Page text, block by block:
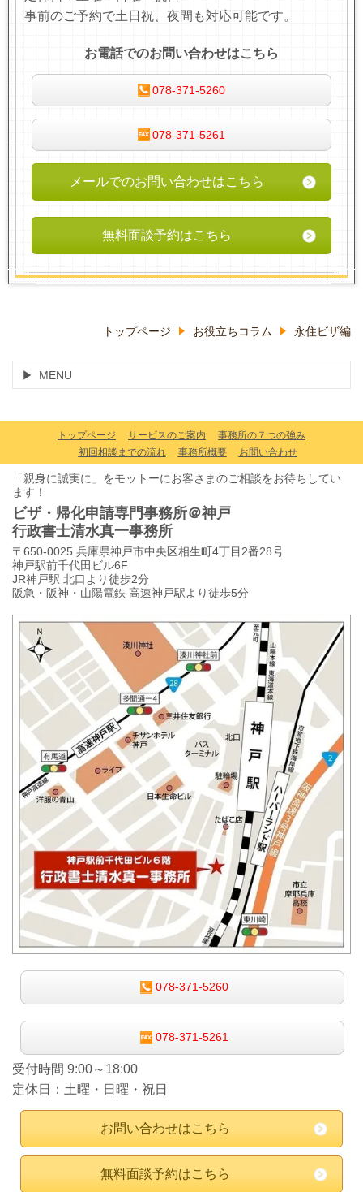
事前のご予約で土日祝、夜間も対応可能です。
お電話でのお問い合わせはこちら
078-371-5260
078-371-5261
メールでのお問い合わせはこちら
無料面談予約はこちら
トップページ お役立ちコラム 永住ビザ編
MENU
トップページ サービスのご案内
事務所の７つの強み
初回相談までの流れ
事務所概要 お問い合わせ
「親身に誠実に」をモットーにお客さまのご相談をお待ちしてい
ます！
ビザ・帰化申請専門事務所＠神戸
行政書士清水真一事務所
〒650-0025 兵庫県神戸市中央区相生町4丁目2番28号
神戸駅前千代田ビル6F
JR神戸駅 北口より徒歩2分
阪急・阪神・山陽電鉄 高速神戸駅より徒歩5分
078-371-5260
078-371-5261
受付時間 9:00～18:00
定休日：土曜・日曜・祝日
お問い合わせはこちら
無料面談予約はこちら